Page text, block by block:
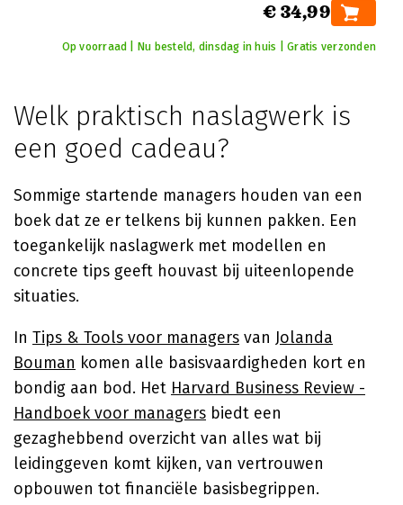
€ 34,99
Op voorraad | Nu besteld, dinsdag in huis | Gratis verzonden
Welk praktisch naslagwerk is
een goed cadeau?
Sommige startende managers houden van een
boek dat ze er telkens bij kunnen pakken. Een
toegankelijk naslagwerk met modellen en
concrete tips geeft houvast bij uiteenlopende
situaties.
In Tips & Tools voor managers van Jolanda
Bouman komen alle basisvaardigheden kort en
bondig aan bod. Het Harvard Business Review -
Handboek voor managers biedt een
gezaghebbend overzicht van alles wat bij
leidinggeven komt kijken, van vertrouwen
opbouwen tot financiële basisbegrippen.